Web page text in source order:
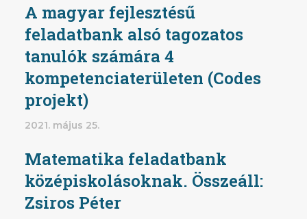
A magyar fejlesztésű
feladatbank alsó tagozatos
tanulók számára 4
kompetenciaterületen (Codes
projekt)
2021. május 25.
Matematika feladatbank
középiskolásoknak. Összeáll:
Zsiros Péter